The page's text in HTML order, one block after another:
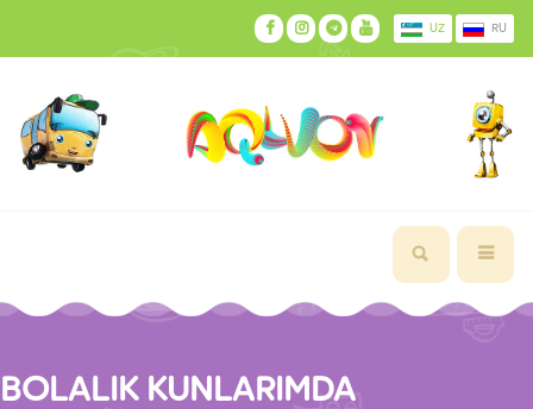
UZ RU
BOLALIK KUNLARIMDA